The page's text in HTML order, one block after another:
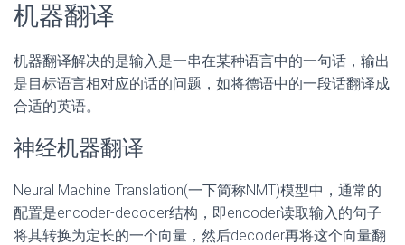
机器翻译
机器翻译解决的是输入是一串在某种语言中的一句话，输出
是目标语言相对应的话的问题，如将德语中的一段话翻译成
合适的英语。
神经机器翻译
Neural Machine Translation(一下简称NMT)模型中，通常的
配置是encoder-decoder结构，即encoder读取输入的句子
将其转换为定长的一个向量，然后decoder再将这个向量翻